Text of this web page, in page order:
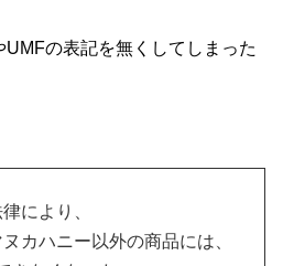
の表記を無くしてしまった
により、
カハニー以外の商品には、